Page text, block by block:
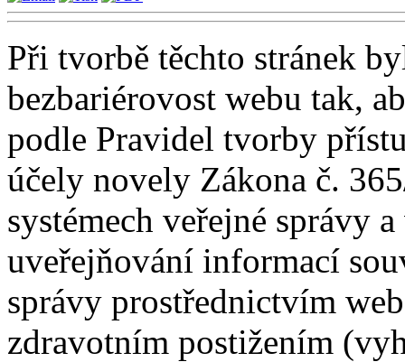
Při tvorbě těchto stránek
bezbariérovost webu tak,
podle Pravidel tvorby
účely novely Zákona č.
systémech veřejné správy
uveřejňování informací
správy prostřednictvím
zdravotním postižením